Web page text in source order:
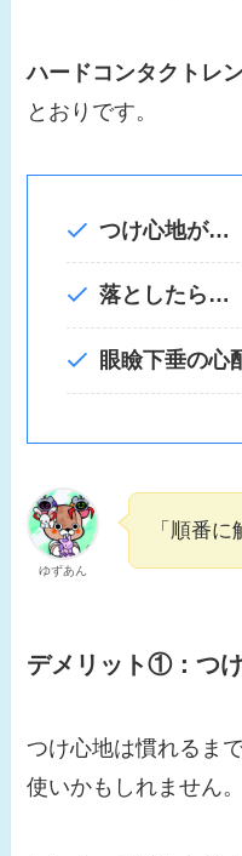
ハードコンタクトレ
とおりです。
つけ心地が…
落としたら…
眼瞼下垂の心
ゆずあん
「順番に
デメリット①：つ
つけ心地は慣れるま
使いかもしれません。